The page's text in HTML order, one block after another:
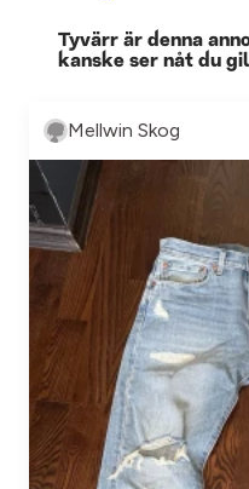
Tyvärr är denna
kanske ser nåt du
Mellwin Skog